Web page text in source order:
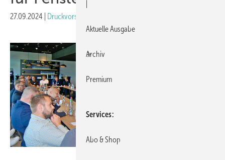
27.09.2024 Druckvorschau
Aktuelle Ausgabe
Archiv
Premium
Services
Abo & Shop